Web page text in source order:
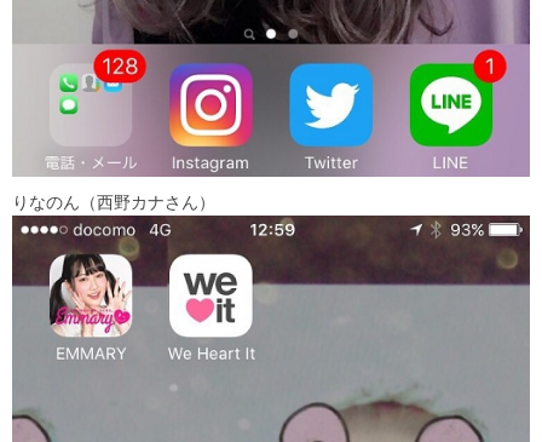
りなのん（西野カナさん）